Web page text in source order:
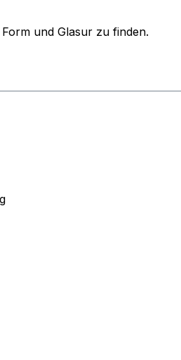
und Glasur zu finden.